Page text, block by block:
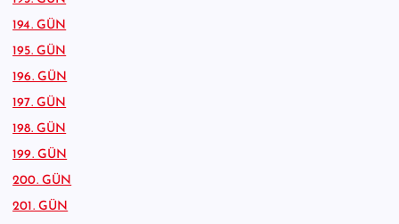
194. GÜN
195. GÜN
196. GÜN
197. GÜN
198. GÜN
199. GÜN
200. GÜN
201. GÜN